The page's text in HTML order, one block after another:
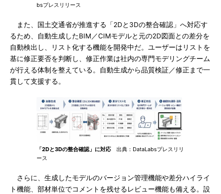
bsプレスリリース
また、国土交通省が推進する「2Dと3Dの整合確認」へ対応す
るため、自動生成したBIM／CIMモデルと元の2D図面との差分を
自動検出し、リスト化する機能を開発中だ。ユーザーはリストを
基に修正要否を判断し、修正作業は社内の専門モデリングチーム
が行える体制を整えている。自動生成から品質検証／修正まで一
貫して支援する。
「2Dと3Dの整合確認」に対応 出典：DataLabsプレスリリ
ース
さらに、生成したモデルのバージョン管理機能や差分ハイライ
ト機能、部材単位でコメントを残せるレビュー機能も備える。設